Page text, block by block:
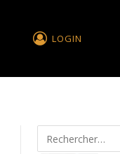
LOGIN